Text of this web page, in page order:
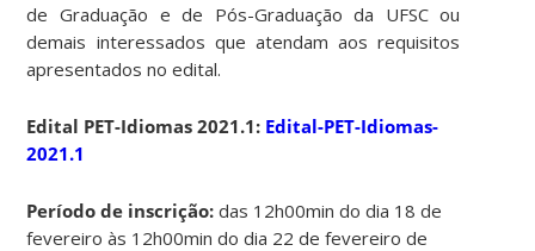
de Graduação e de Pós-Graduação da UFSC ou
demais interessados que atendam aos requisitos
apresentados no edital.
Edital PET-Idiomas 2021.1: Edital-PET-Idiomas-
2021.1
Período de inscrição: das 12h00min do dia 18 de
fevereiro às 12h00min do dia 22 de fevereiro de